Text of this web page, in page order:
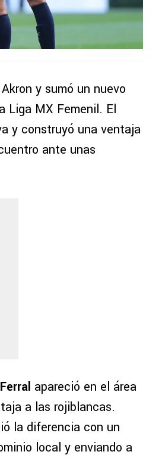
y sumó un nuevo
Liga MX Femenil. El
y construyó una ventaja
ante unas
apareció en el área
a las rojiblancas.
la diferencia con un
local y enviando a